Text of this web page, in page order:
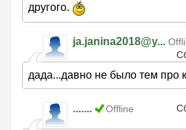
другого.
ja.janina2018@y...
дада...давно не было тем про
....... Offline